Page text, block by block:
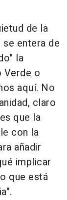
de la
entera de
la
Verde o
aquí. No
claro
que la
con la
añadir
implicar
que está